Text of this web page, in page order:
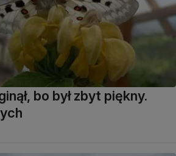
bo był zbyt piękny.